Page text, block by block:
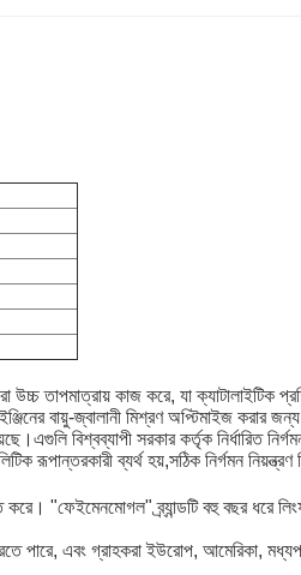
উচ্চ তাপমাত্রায় কাজ করে, যা
বায়ু-জ্বালানী মিশ্রণ অপ্টিমাইজ করার
বিশ্বব্যাপী সরকার কর্তৃক নির্ধারিত
রূপান্তরকারী ব্যর্থ হয়,সঠিক নির্গমন
"ফেইমেনমোগল" ব্র্যান্ডটি বহু বছর ধরে
এবং গ্রাহকরা ইউরোপ, আমেরিকা,